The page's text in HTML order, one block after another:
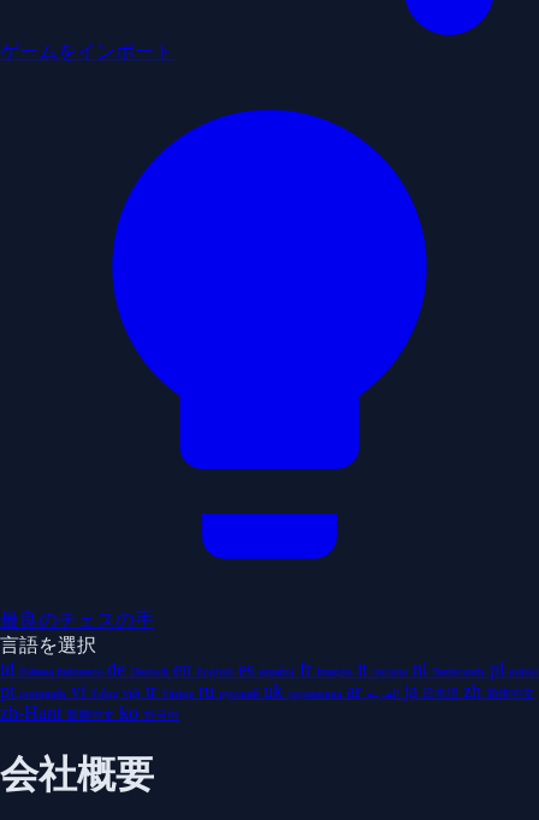
ゲームをインポート
最良のチェスの手
言語を選択
id Bahasa Indonesia de Deutsch en English es español fr français it italiano nl Nederlands pl polski
pt português vi Tiếng Việt tr Türkçe ru русский uk українська ar العربية ja 日本語 zh 简体中文
zh-Hant 繁體中文 ko 한국어
会社概要